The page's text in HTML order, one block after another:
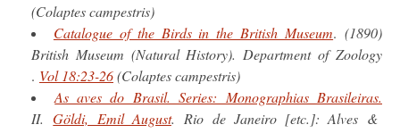
(Colaptes campestris)
Catalogue of the Birds in the British Museum. (1890)
British Museum (Natural History). Department of Zoology
. Vol 18:23-26(Colaptes campestris)
As aves do Brasil. Series: Monographias Brasileiras.
II.Göldi, Emil August. Rio de Janeiro [etc.]: Alves &